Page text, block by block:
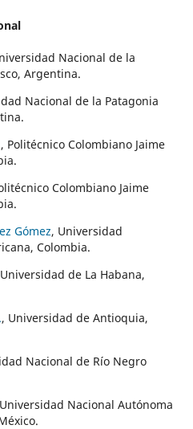
Nacional de la
Argentina.
Nacional de la Patagonia
, Politécnico Colombiano Jaime
Colombiano Jaime
Gómez, Universidad
Colombia.
de La Habana,
, Universidad de Antioquia,
Nacional de Río Negro
Nacional Autónoma